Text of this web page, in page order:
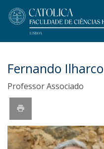
Fernando Ilharco
Professor Associado